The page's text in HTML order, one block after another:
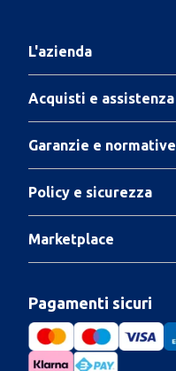
L'azienda
Acquisti e assistenza
Garanzie e normative
Policy e sicurezza
Marketplace
Pagamenti sicuri